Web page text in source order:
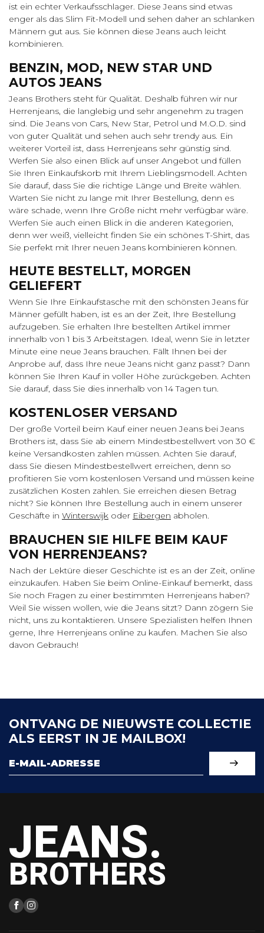
ist ein echter Verkaufsschlager. Diese Jeans sind etwas
enger als das Slim Fit-Modell und sehen daher an schlanken
Männern gut aus. Sie können diese Jeans auch leicht
kombinieren.
BENZIN, MOD, NEW STAR UND
AUTOS JEANS
Jeans Brothers steht für Qualität. Deshalb führen wir nur
Herrenjeans, die langlebig und sehr angenehm zu tragen
sind. Die Jeans von Cars, New Star, Petrol und M.O.D. sind
von guter Qualität und sehen auch sehr trendy aus. Ein
weiterer Vorteil ist, dass Herrenjeans sehr günstig sind.
Werfen Sie also einen Blick auf unser Angebot und füllen
Sie Ihren Einkaufskorb mit Ihrem Lieblingsmodell. Achten
Sie darauf, dass Sie die richtige Länge und Breite wählen.
Warten Sie nicht zu lange mit Ihrer Bestellung, denn es
wäre schade, wenn Ihre Größe nicht mehr verfügbar wäre.
Werfen Sie auch einen Blick in die anderen Kategorien,
denn wer weiß, vielleicht finden Sie ein schönes T-Shirt, das
Sie perfekt mit Ihrer neuen Jeans kombinieren können.
HEUTE BESTELLT, MORGEN
GELIEFERT
Wenn Sie Ihre Einkaufstasche mit den schönsten Jeans für
Männer gefüllt haben, ist es an der Zeit, Ihre Bestellung
aufzugeben. Sie erhalten Ihre bestellten Artikel immer
innerhalb von 1 bis 3 Arbeitstagen. Ideal, wenn Sie in letzter
Minute eine neue Jeans brauchen. Fällt Ihnen bei der
Anprobe auf, dass Ihre neue Jeans nicht ganz passt? Dann
können Sie Ihren Kauf in voller Höhe zurückgeben. Achten
Sie darauf, dass Sie dies innerhalb von 14 Tagen tun.
KOSTENLOSER VERSAND
Der große Vorteil beim Kauf einer neuen Jeans bei Jeans
Brothers ist, dass Sie ab einem Mindestbestellwert von 30 €
keine Versandkosten zahlen müssen. Achten Sie darauf,
dass Sie diesen Mindestbestellwert erreichen, denn so
profitieren Sie vom kostenlosen Versand und müssen keine
zusätzlichen Kosten zahlen. Sie erreichen diesen Betrag
nicht? Sie können Ihre Bestellung auch in einem unserer
Geschäfte in Winterswijk oder Eibergen abholen.
BRAUCHEN SIE HILFE BEIM KAUF
VON HERRENJEANS?
Nach der Lektüre dieser Geschichte ist es an der Zeit, online
einzukaufen. Haben Sie beim Online-Einkauf bemerkt, dass
Sie noch Fragen zu einer bestimmten Herrenjeans haben?
Weil Sie wissen wollen, wie die Jeans sitzt? Dann zögern Sie
nicht, uns zu kontaktieren. Unsere Spezialisten helfen Ihnen
gerne, Ihre Herrenjeans online zu kaufen. Machen Sie also
davon Gebrauch!
ONTVANG DE NIEUWSTE COLLECTIE
ALS EERST IN JE MAILBOX!
JEANS.
BROTHERS